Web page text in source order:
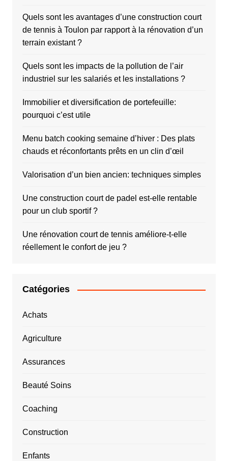
Quels sont les avantages d’une construction court
de tennis à Toulon par rapport à la rénovation d’un
terrain existant ?
Quels sont les impacts de la pollution de l’air
industriel sur les salariés et les installations ?
Immobilier et diversification de portefeuille:
pourquoi c’est utile
Menu batch cooking semaine d’hiver : Des plats
chauds et réconfortants prêts en un clin d’œil
Valorisation d’un bien ancien: techniques simples
Une construction court de padel est-elle rentable
pour un club sportif ?
Une rénovation court de tennis améliore-t-elle
réellement le confort de jeu ?
Catégories
Achats
Agriculture
Assurances
Beauté Soins
Coaching
Construction
Enfants